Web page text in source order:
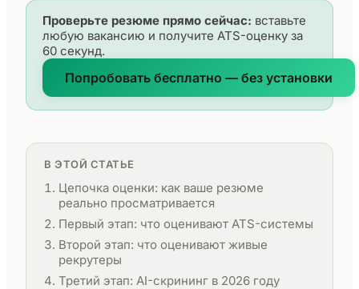
Проверьте резюме прямо сейчас: вставьте
любую вакансию и получите ATS-оценку за
60 секунд.
Попробовать бесплатно — без установки
В ЭТОЙ СТАТЬЕ
Цепочка оценки: как ваше резюме
реально просматривается
Первый этап: что оценивают ATS-системы
Второй этап: что оценивают живые
рекрутеры
Третий этап: AI-скрининг в 2026 году